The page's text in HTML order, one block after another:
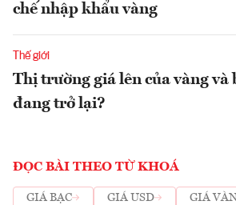
chế nhập khẩu vàng
Thế giới
Thị trường giá lên của vàng và
đang trở lại?
ĐỌC BÀI THEO TỪ KHOÁ
GIÁ BẠC GIÁ USD
GIÁ